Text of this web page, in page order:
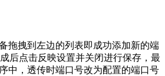
拖拽到左边的列表即成功添加新的端
点击反映设置并关闭进行保存，最
中，透传时端口号改为配置的端口号